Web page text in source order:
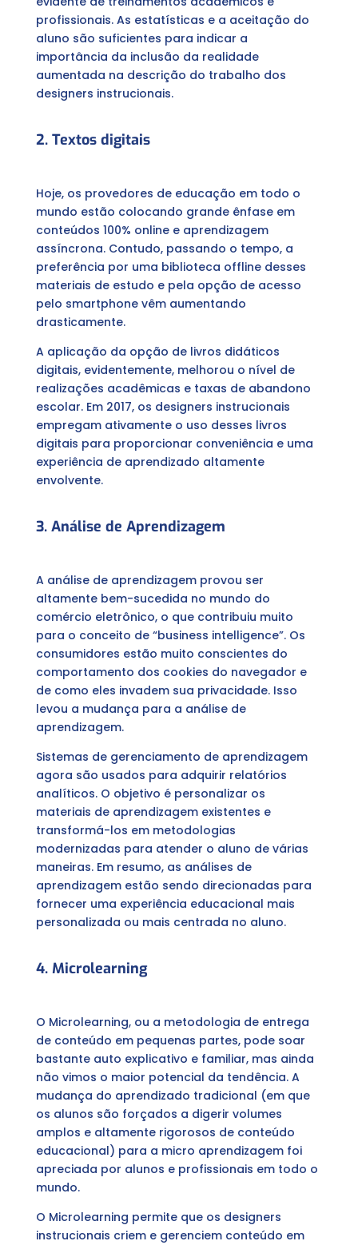
profissionais. As estatísticas e a aceitação do
aluno são suficientes para indicar a
importância da inclusão da realidade
aumentada na descrição do trabalho dos
designers instrucionais.
2. Textos digitais
Hoje, os provedores de educação em todo o
mundo estão colocando grande ênfase em
conteúdos 100% online e aprendizagem
assíncrona. Contudo, passando o tempo, a
preferência por uma biblioteca offline desses
materiais de estudo e pela opção de acesso
pelo smartphone vêm aumentando
drasticamente.
A aplicação da opção de livros didáticos
digitais, evidentemente, melhorou o nível de
realizações acadêmicas e taxas de abandono
escolar. Em 2017, os designers instrucionais
empregam ativamente o uso desses livros
digitais para proporcionar conveniência e uma
experiência de aprendizado altamente
envolvente.
3. Análise de Aprendizagem
A análise de aprendizagem provou ser
altamente bem-sucedida no mundo do
comércio eletrônico, o que contribuiu muito
para o conceito de “business intelligence”. Os
consumidores estão muito conscientes do
comportamento dos cookies do navegador e
de como eles invadem sua privacidade. Isso
levou a mudança para a análise de
aprendizagem.
Sistemas de gerenciamento de aprendizagem
agora são usados ​​para adquirir relatórios
analíticos. O objetivo é personalizar os
materiais de aprendizagem existentes e
transformá-los em metodologias
modernizadas para atender o aluno de várias
maneiras. Em resumo, as análises de
aprendizagem estão sendo direcionadas para
fornecer uma experiência educacional mais
personalizada ou mais centrada no aluno.
4. Microlearning
O Microlearning, ou a metodologia de entrega
de conteúdo em pequenas partes, pode soar
bastante auto explicativo e familiar, mas ainda
não vimos o maior potencial da tendência. A
mudança do aprendizado tradicional (em que
os alunos são forçados a digerir volumes
amplos e altamente rigorosos de conteúdo
educacional) para a micro aprendizagem foi
apreciada por alunos e profissionais em todo o
mundo.
O Microlearning permite que os designers
instrucionais criem e gerenciem conteúdo em